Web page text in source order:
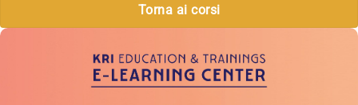
Torna ai corsi